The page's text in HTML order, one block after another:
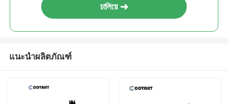
চালিয়ে
แนะนำผลิตภัณฑ์